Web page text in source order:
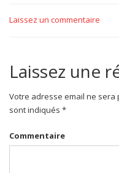
Laissez un commentaire
Laissez une
Votre adresse email ne sera
sont indiqués *
Commentaire